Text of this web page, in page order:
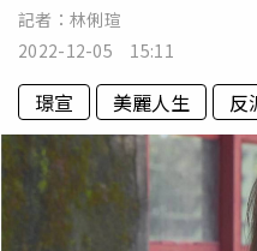
記者： 林俐瑄
2022-12-05 15:11
璟宣 美麗人生 反